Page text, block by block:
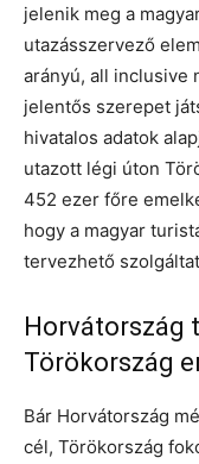
jelenik meg a
utazásszervező
arányú, all inclusive
jelentős szerepet
hivatalos adatok
utazott légi úton
452 ezer főre
hogy a magyar
tervezhető
Horvátország
Törökország
Bár Horvátország
cél, Törökország